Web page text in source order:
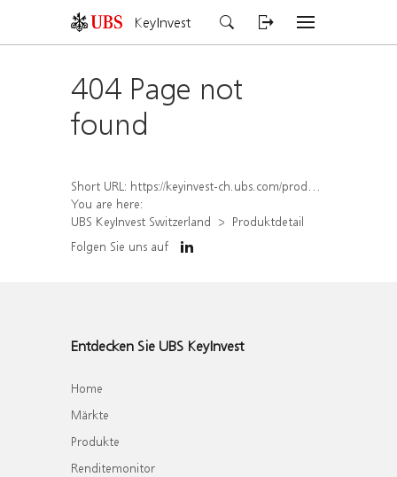
KeyInvest
404 Page not
found
Short URL: https://keyinvest-ch.ubs.com/produkt/detail/index/isin/CH1578398500
You are here:
UBS KeyInvest Switzerland
Produktdetail
Folgen Sie uns auf
Entdecken Sie UBS KeyInvest
Home
Märkte
Produkte
Renditemonitor